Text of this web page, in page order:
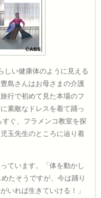
しい健康体のように見える
島さんはお母さまの介護
行で初めて見た本場のフ
素敵なドレスを着て踊っ
ぐ、フラメンコ教室を探
玉先生のところに辿り着
ています。「体を動かし
たそうですが、今は踊り
いれば生きていける！」